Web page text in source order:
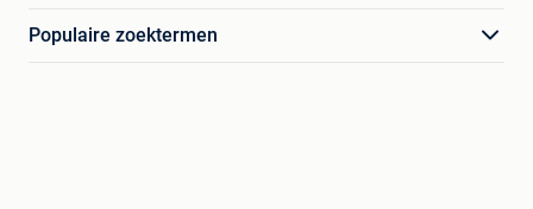
Populaire zoektermen